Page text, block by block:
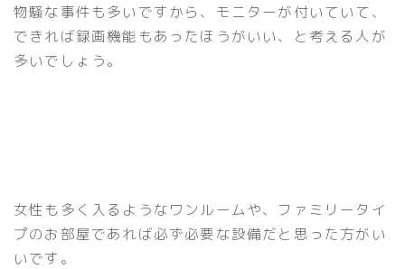
物騒な事件も多いですから、モニターが付いていて、
できれば録画機能もあったほうがいい、と考える人が
多いでしょう。
女性も多く入るようなワンルームや、ファミリータイ
プのお部屋であれば必ず必要な設備だと思った方がい
いです。